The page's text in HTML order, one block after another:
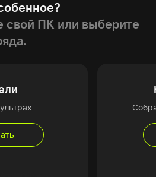
свой ПК или выберите